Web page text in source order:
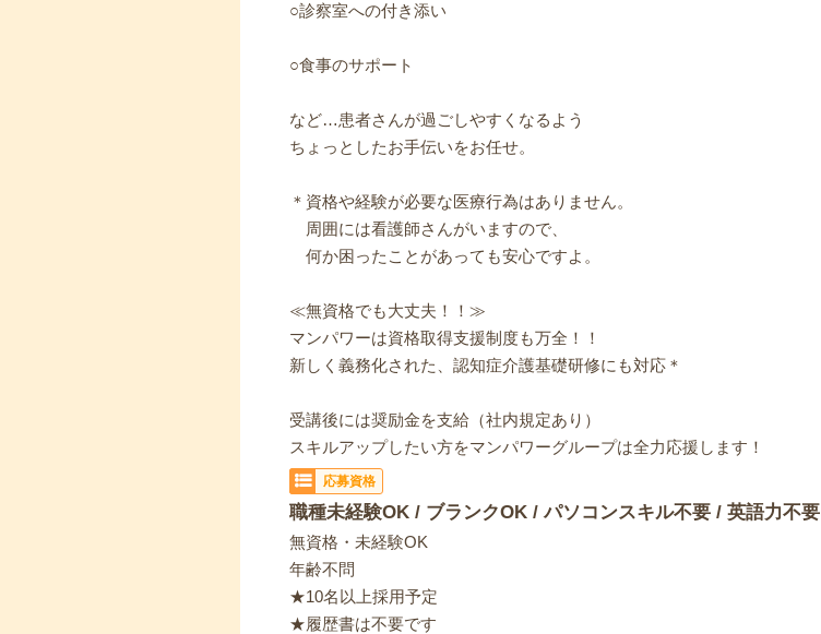
○診察室への付き添い
○食事のサポート
など…患者さんが過ごしやすくなるよう
ちょっとしたお手伝いをお任せ。
＊資格や経験が必要な医療行為はありません。
周囲には看護師さんがいますので、
何か困ったことがあっても安心ですよ。
≪無資格でも大丈夫！！≫
マンパワーは資格取得支援制度も万全！！
新しく義務化された、認知症介護基礎研修にも対応＊
受講後には奨励金を支給（社内規定あり）
スキルアップしたい方をマンパワーグループは全力応援します！
応募資格
職種未経験OK / ブランクOK / パソコンスキル不要 / 英語力不要
無資格・未経験OK
年齢不問
★10名以上採用予定
★履歴書は不要です